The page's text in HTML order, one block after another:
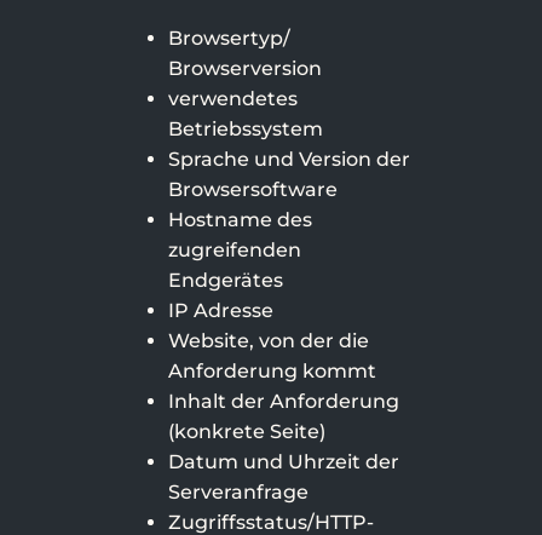
Browsertyp/
Browserversion
verwendetes
Betriebssystem
Sprache und Version der
Browsersoftware
Hostname des
zugreifenden
Endgerätes
IP Adresse
Website, von der die
Anforderung kommt
Inhalt der Anforderung
(konkrete Seite)
Datum und Uhrzeit der
Serveranfrage
Zugriffsstatus/HTTP-